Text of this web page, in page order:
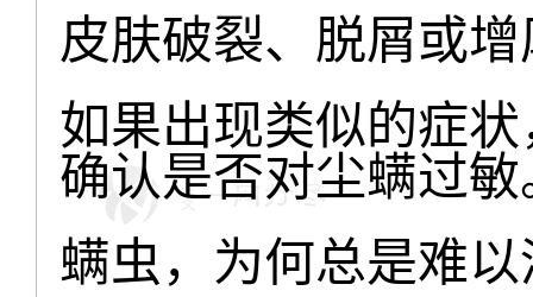
皮肤破裂、脱屑或
如果出现类似的症
确认是否对尘螨过敏
螨虫，为何总是难